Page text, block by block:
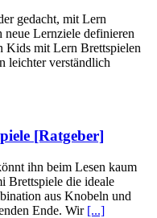
gedacht, mit Lern
neue Lernziele definieren
Kids mit Lern Brettspielen
leichter verständlich
[Ratgeber]
ihn beim Lesen kaum
Brettspiele die ideale
aus Knobeln und
Ende. Wir [...]